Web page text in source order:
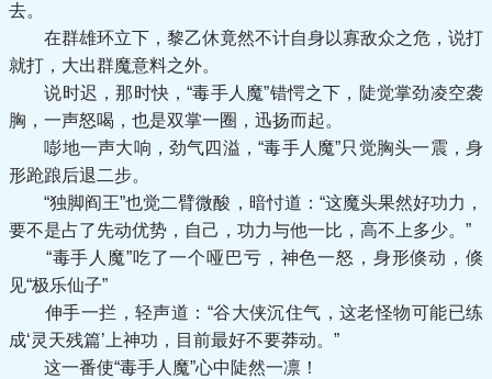
去。
在群雄环立下，黎乙休竟然不计自身以寡敌众之危，说打
就打，大出群魔意料之外。
说时迟，那时快，“毒手人魔”错愕之下，陡觉掌劲凌空袭
胸，一声怒喝，也是双掌一圈，迅扬而起。
嘭地一声大响，劲气四溢，“毒手人魔”只觉胸头一震，身
形跄踉后退二步。
“独脚阎王”也觉二臂微酸，暗忖道：“这魔头果然好功力，
要不是占了先动优势，自己，功力与他一比，高不上多少。”
“毒手人魔”吃了一个哑巴亏，神色一怒，身形倏动，倏
见“极乐仙子”
伸手一拦，轻声道：“谷大侠沉住气，这老怪物可能已练
成‘灵天残篇’上神功，目前最好不要莽动。”
这一番使“毒手人魔”心中陡然一凛！